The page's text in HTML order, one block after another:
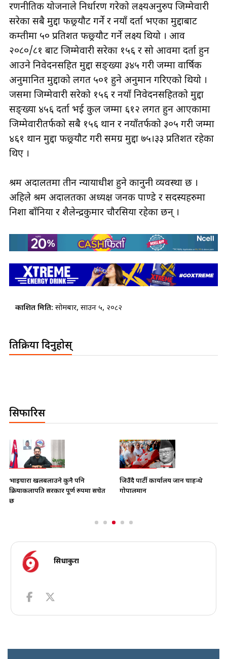
रणनीतिक योजनाले निर्धारण गरेको लक्ष्यअनुरुप जिम्मेवारी
सरेका सबै मुद्दा फछ्र्यौट गर्ने र नयाँ दर्ता भएका मुद्दाबाट
कम्तीमा ५० प्रतिशत फछ्र्यौट गर्ने लक्ष्य थियो । आव
२०८०/८१ बाट जिम्मेवारी सरेका १५६ र सो आवमा दर्ता हुन
आउने निवेदनसहित मुद्दा सङ्ख्या ३४५ गरी जम्मा वार्षिक
अनुमानित मुद्दाको लगत ५०१ हुने अनुमान गरिएको थियो ।
जसमा जिम्मेवारी सरेको १५६ र नयाँ निवेदनसहितको मुद्दा
सङ्ख्या ४५६ दर्ता भई कुल जम्मा ६१२ लगत हुन आएकामा
जिम्मेवारीतर्फको सबै १५६ थान र नयाँतर्फको ३०५ गरी जम्मा
४६१ थान मुद्दा फछ्र्यौट गरी समग्र मुद्दा ७५।३३ प्रतिशत रहेका
थिए ।
श्रम अदालतमा तीन न्यायाधीश हुने कानुनी व्यवस्था छ ।
अहिले श्रम अदालतका अध्यक्ष जनक पाण्डे र सदस्यहरुमा
निशा बाँनिया र शैलेन्द्रकुमार चौरसिया रहेका छन् ।
प्रकाशित मिति: सोमबार, साउन ५, २०८२
प्रतिक्रिया दिनुहोस्
सिफारिस
भाइचारा खलबलाउने कुनै पनि
क्रियाकलापप्रति सरकार पूर्ण रुपमा सचेत
छ
जिउँदै पार्टी कार्यालय जान चाहन्थे
गोपालमान
सिधाकुरा